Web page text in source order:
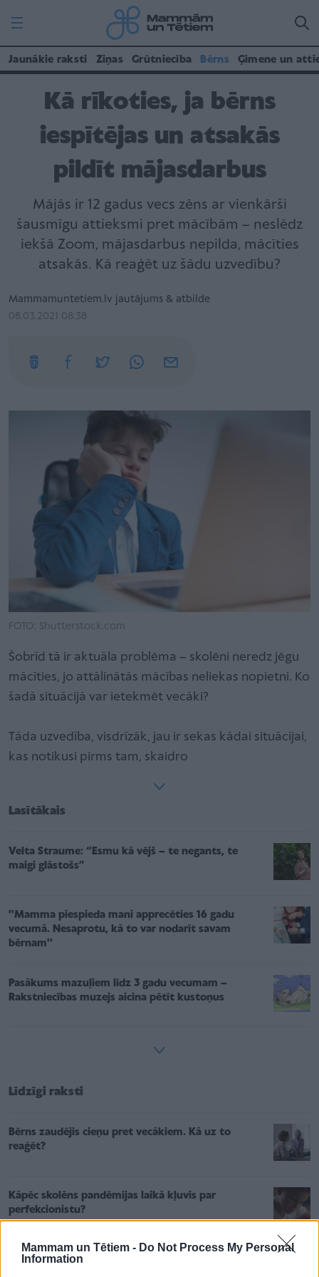
Mammam un Tētiem - Do Not Process My Personal
Information
Jaunākie raksti Ziņas Grūtniecība Bērns Ģimene un
Kā rīkoties, ja bērns
iespītējas un atsakās
pildīt mājasdarbus
Mājās ir 12 gadus vecs zēns ar vienkārši
šausmīgu attieksmi pret mācībām – neslēdz
iekšā Zoom, mājasdarbus nepilda, mācīties
atsakās. Kā reaģēt uz šādu uzvedību?
Mammamuntetiem.lv jautājums & atbilde
08.03.2021 08:38
FOTO: Shutterstock.com
Šobrīd tā ir aktuāla problēma – skolēni neredz jēgu
mācīties, jo attālinātās mācības neliekas nopietni. Ko
šadā situācijā var ietekmēt vecāki?
Tāda uzvedība, visdrīzāk, jau ir sekas kādai situācijai,
kas notikusi pirms tam, skaidro
Lasītākais
Velta Straume: “Esmu kā vējš – te negants, te
maigi glāstošs”
''Mamma piespieda mani apprecēties 16 gadu
vecumā. Nesaprotu, kā to var nodarīt savam
bērnam''
Pasākums mazuļiem līdz 3 gadu vecumam –
Rakstniecības muzejs aicina pētīt kustoņus
Līdzīgi raksti
Bērns zaudējis cieņu pret vecākiem. Kā uz to
reaģēt?
Kāpēc skolēns pandēmijas laikā kļuvis par
perfekcionistu?
Bērnu psihiatrs Ņikita Bezborodovs: "Viedierīces